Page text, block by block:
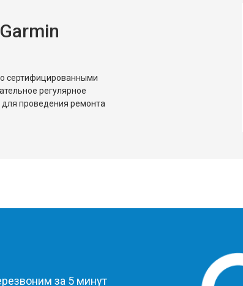
сертифицированными
регулярное
проведения ремонта
за 5 минут